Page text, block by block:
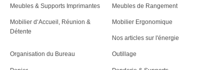
Meubles & Supports Imprimantes Meubles de Rangement
Mobilier d‘Accueil, Réunion &
Détente
Mobilier Ergonomique
Nos articles sur l'énergie
Organisation du Bureau Outillage